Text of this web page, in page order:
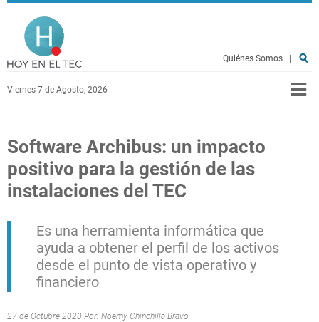
Pasar al contenido principal
Viernes 7 de Agosto, 2026
Quiénes Somos
Software Archibus: un impacto
positivo para la gestión de las
instalaciones del TEC
Es una herramienta informática que
ayuda a obtener el perfil de los activos
desde el punto de vista operativo y
financiero
27 de Octubre 2020 Por: Noemy Chinchilla Bravo